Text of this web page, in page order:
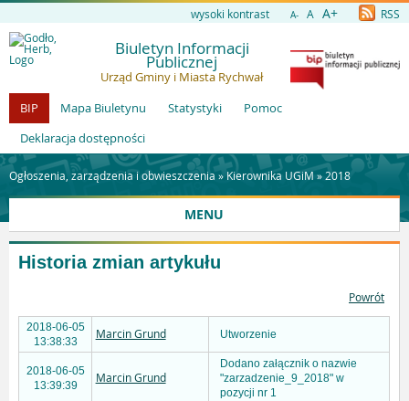
wysoki kontrast A- A A+ RSS
Biuletyn Informacji
Publicznej
Urząd Gminy i Miasta Rychwał
BIP
Mapa Biuletynu Statystyki
Pomoc
Deklaracja dostępności
Ogłoszenia, zarządzenia i obwieszczenia » Kierownika UGiM» 2018
MENU
Historia zmian artykułu
Powrót
2018-06-05
13:38:33
Marcin Grund Utworzenie
2018-06-05
13:39:39
Marcin Grund
Dodano załącznik o nazwie
"zarzadzenie_9_2018" w
pozycji nr 1